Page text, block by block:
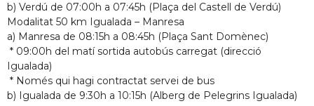
b) Verdú de 07:00h a 07:45h (Plaça del Castell de Verdú)
Modalitat 50 km Igualada – Manresa
a) Manresa de 08:15h a 08:45h (Plaça Sant Domènec)
* 09:00h del matí sortida autobús carregat (direcció
Igualada)
* Només qui hagi contractat servei de bus
b) Igualada de 9:30h a 10:15h (Alberg de Pelegrins Igualada)